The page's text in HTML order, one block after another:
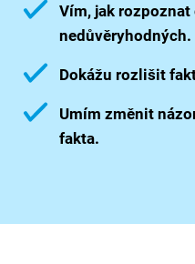
Vím, jak rozpoznat
nedůvěryhodných.
Dokážu rozlišit
Umím změnit
fakta.